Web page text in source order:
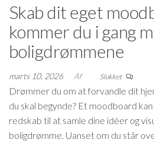
Skab dit eget
kommer du i gang
boligdrømmene
marts 10, 2026 Af Slukket
Drømmer du om at forvandle dit
du skal begynde? Et moodboard
redskab til at samle dine idéer og
boligdrømme. Uanset om du står